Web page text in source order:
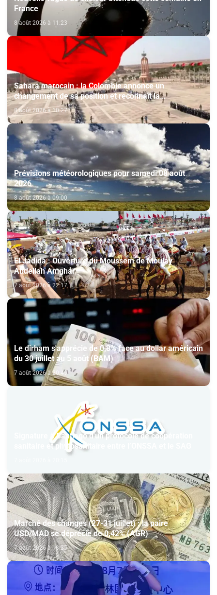
France
8 août 2026 à 11:23
Sahara marocain : la Colombie annonce un
changement de sa position et reconnaît la
souveraineté du Maroc sur son Sahara
8 août 2026 à 10:27
Prévisions météorologiques pour samedi 08 août
2026
8 août 2026 à 09:00
El Jadida : Ouverture du Moussem de Moulay
Abdellah Amghar
7 août 2026 à 22:17
Le dirham s'apprécie de 0,8% face au dollar américain
du 30 juillet au 5 août (BAM)
7 août 2026 à 20:49
Signature à Santiago d'un protocole de coopération
sanitaire et phytosanitaire entre l’ONSSA et le SAG
Marché des changes (27-31 juillet) : la paire
USD/MAD se déprécie de 0,42% (AGR)
7 août 2026 à 18:35